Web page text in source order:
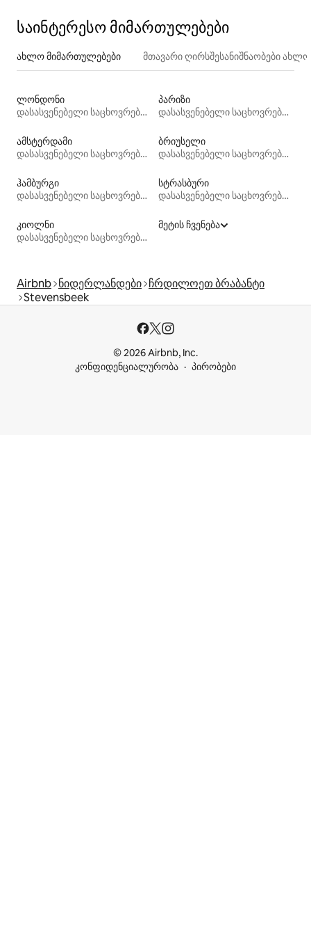
საინტერესო მიმართულებები
ახლო მიმართულებები მთავარი ღირსშესანიშნაობები
ლონდონი
დასასვენებელი საცხოვრებლები
პარიზი
დასასვენებელი საცხოვრებლები
ამსტერდამი
დასასვენებელი საცხოვრებლები
ბრიუსელი
დასასვენებელი საცხოვრებლები
ჰამბურგი
დასასვენებელი საცხოვრებლები
სტრასბური
დასასვენებელი საცხოვრებლები
კიოლნი
დასასვენებელი საცხოვრებლები
მეტის ჩვენება
Airbnb ნიდერლანდები ჩრდილოეთ ბრაბანტი
Stevensbeek
© 2026 Airbnb, Inc.
კონფიდენციალურობა
პირობები